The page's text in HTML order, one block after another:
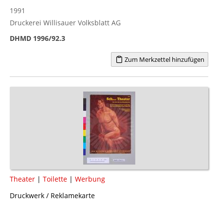
1991
Druckerei Willisauer Volksblatt AG
DHMD 1996/92.3
Zum Merkzettel hinzufügen
Theater | Toilette | Werbung
Druckwerk / Reklamekarte